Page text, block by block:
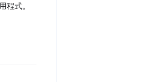
程式。